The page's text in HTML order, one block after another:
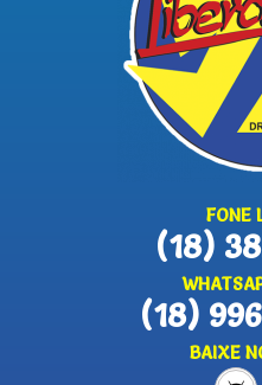
FONE
(18)
(18)
BAIXE